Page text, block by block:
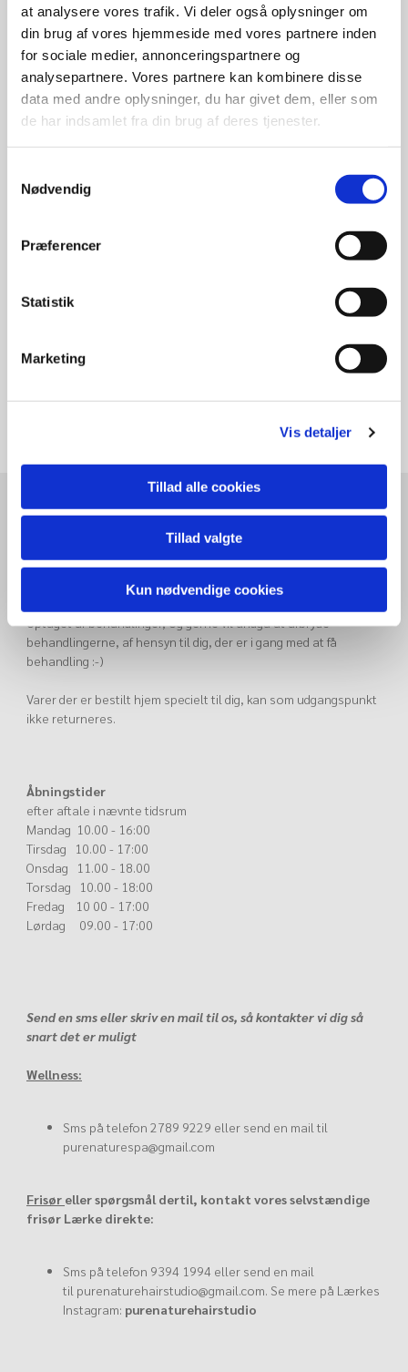
at analysere vores trafik. Vi deler også oplysninger om
din brug af vores hjemmeside med vores partnere inden
for sociale medier, annonceringspartnere og
analysepartnere. Vores partnere kan kombinere disse
data med andre oplysninger, du har givet dem, eller som
de har indsamlet fra din brug af deres tjenester.
Nødvendig
Præferencer
Statistik
Marketing
Vis detaljer
Tillad alle cookies
Tillad valgte
Kun nødvendige cookies
Pure Nature spa & wellness
Husk altid at ringe for køb af produkter eller gavekort, så du er
sikker på at vi har god tid til at hjælpe dig, da vi kan være
optaget af behandlinger, og gerne vil undgå at afbryde
behandlingerne, af hensyn til dig, der er i gang med at få
behandling :-)
Varer der er bestilt hjem specielt til dig, kan som udgangspunkt
ikke returneres.
Åbningstider
efter aftale i nævnte tidsrum
Mandag 10.00 - 16:00
Tirsdag 10.00 - 17:00
Onsdag 11.00 - 18.00
Torsdag 10.00 - 18:00
Fredag 10 00 - 17:00
Lørdag 09.00 - 17:00
Send en sms eller skriv en mail til os, så kontakter vi dig så
snart det er muligt
Wellness:
Sms på telefon 2789 9229 eller send en mail til
purenaturespa@gmail.com
Frisør eller spørgsmål dertil, kontakt vores selvstændige
frisør Lærke direkte:
Sms på telefon 9394 1994 eller send en mail
til purenaturehairstudio@gmail.com. Se mere på Lærkes
Instagram: purenaturehairstudio